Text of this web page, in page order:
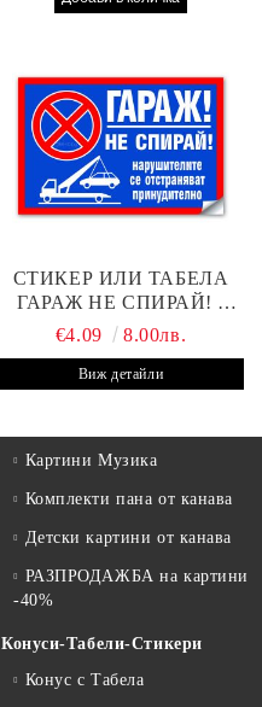
СТИКЕР ИЛИ ТАБЕЛА
ГАРАЖ НЕ СПИРАЙ! -
30Х19 СМ
€4.09 8.00лв.
Виж детайли
Картини Музика
Комплекти пана от канава
Детски картини от канава
РАЗПРОДАЖБА на картини
-40%
Конуси-Табели-Стикери
Конус с Табела